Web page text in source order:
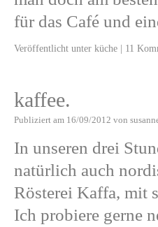
für das Café und
Veröffentlicht unter küche | 11
kaffee.
Publiziert am 16/09/2012 von
In unseren drei
natürlich auch
Rösterei Kaffa, mit
Ich probiere gerne